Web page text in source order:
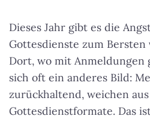
Dieses Jahr gibt es die
Gottesdienste zum Bersten
Dort, wo mit
sich oft ein anderes Bild:
zurückhaltend, weichen
Gottesdienstformate. Das